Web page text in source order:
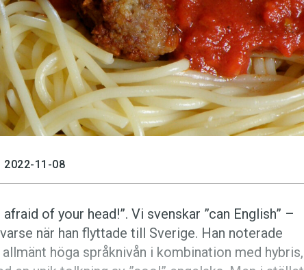
Språktidningen digitalt
2022-11-08
afraid of your head!”. Vi svenskar ”can English” –
när han flyttade till Sverige. Han noterade
höga språknivån i kombination med hybris,